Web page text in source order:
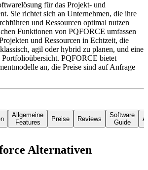
für das Projekt- und
Sie richtet sich an Unternehmen, die ihre
und Ressourcen optimal nutzen
Funktionen von PQFORCE umfassen
und Ressourcen in Echtzeit, die
agil oder hybrid zu planen, und eine
Portfolioübersicht. PQFORCE bietet
an, die Preise sind auf Anfrage
Allgemeine
Features
Preise Reviews
Software
Guide
Alternativen